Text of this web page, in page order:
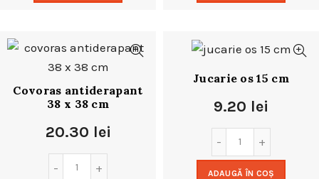
Covoras antiderapant
38 x 38 cm
20.30 lei
Jucarie os 15 cm
9.20 lei
ADAUGĂ ÎN COȘ